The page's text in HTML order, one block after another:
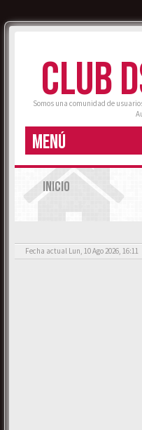
CLUB
Somos una comunidad de
MENÚ
INICIO
Fecha actual Lun, 10 Ago 2026, 16:11